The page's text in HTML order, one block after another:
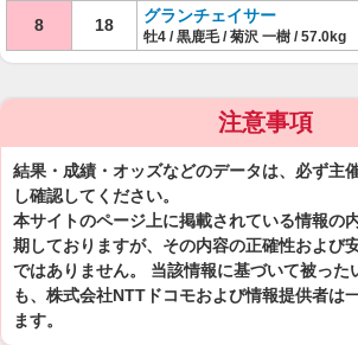
8 18 グランチェイサー
牡4 / 黒鹿毛 / 菊沢 一樹 / 57.0kg
注意事項
結果・成績・オッズなどのデータは、必ず主
し確認してください。
本サイトのページ上に掲載されている情報の
期しておりますが、その内容の正確性および
ではありません。 当該情報に基づいて被った
も、株式会社NTTドコモおよび情報提供者は
ます。